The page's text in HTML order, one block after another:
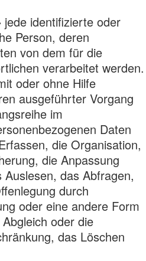
jede identifizierte oder
Person, deren
von dem für die
verarbeitet werden.
oder ohne Hilfe
ausgeführter Vorgang
im
Daten
die Organisation,
die Anpassung
das Abfragen,
durch
oder eine andere Form
oder die
das Löschen